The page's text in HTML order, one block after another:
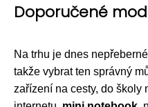
Doporučené
Na trhu je dnes
takže vybrat ten správný
zařízení na cesty, do školy